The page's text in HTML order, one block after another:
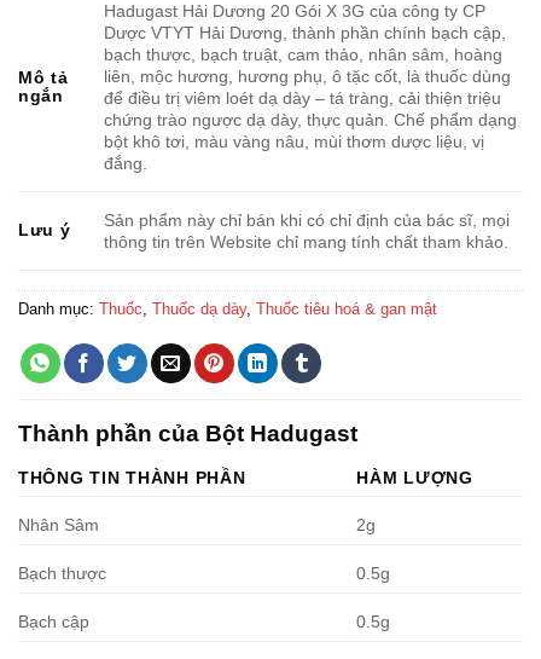
Mô tả
ngắn
Hadugast Hải Dương 20 Gói X 3G của công ty CP
Dược VTYT Hải Dương, thành phần chính bạch cập,
bạch thược, bạch truật, cam thảo, nhân sâm, hoàng
liên, mộc hương, hương phụ, ô tặc cốt, là thuốc dùng
để điều trị viêm loét dạ dày – tá tràng, cải thiện triệu
chứng trào ngược dạ dày, thực quản. Chế phẩm dạng
bột khô tơi, màu vàng nâu, mùi thơm dược liệu, vị
đắng.
Lưu ý
Sản phẩm này chỉ bán khi có chỉ định của bác sĩ, mọi
thông tin trên Website chỉ mang tính chất tham khảo.
Danh mục: Thuốc, Thuốc dạ dày, Thuốc tiêu hoá & gan mật
Thành phần của Bột Hadugast
THÔNG TIN THÀNH PHẦN HÀM LƯỢNG
Nhân Sâm 2g
Bạch thược 0.5g
Bạch cập 0.5g